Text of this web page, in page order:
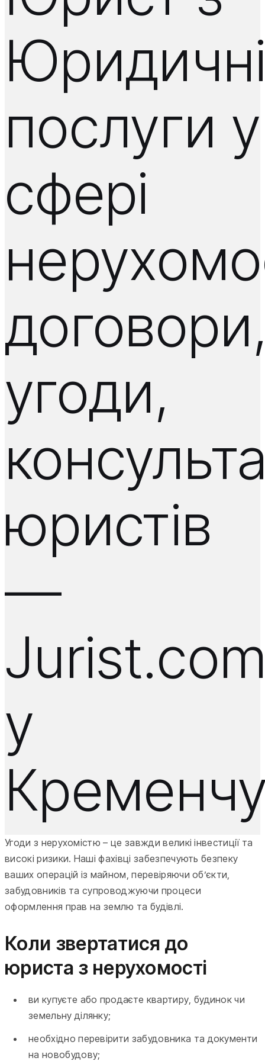
послуги у
сфері
угоди,
юристів
—
у
Угоди з нерухомістю – це завжди великі інвестиції та
високі ризики. Наші фахівці забезпечують безпеку
ваших операцій із майном, перевіряючи об’єкти,
забудовників та супроводжуючи процеси
оформлення прав на землю та будівлі.
Коли звертатися до
юриста з нерухомості
ви купуєте або продаєте квартиру, будинок чи
земельну ділянку;
необхідно перевірити забудовника та документи
на новобудову;